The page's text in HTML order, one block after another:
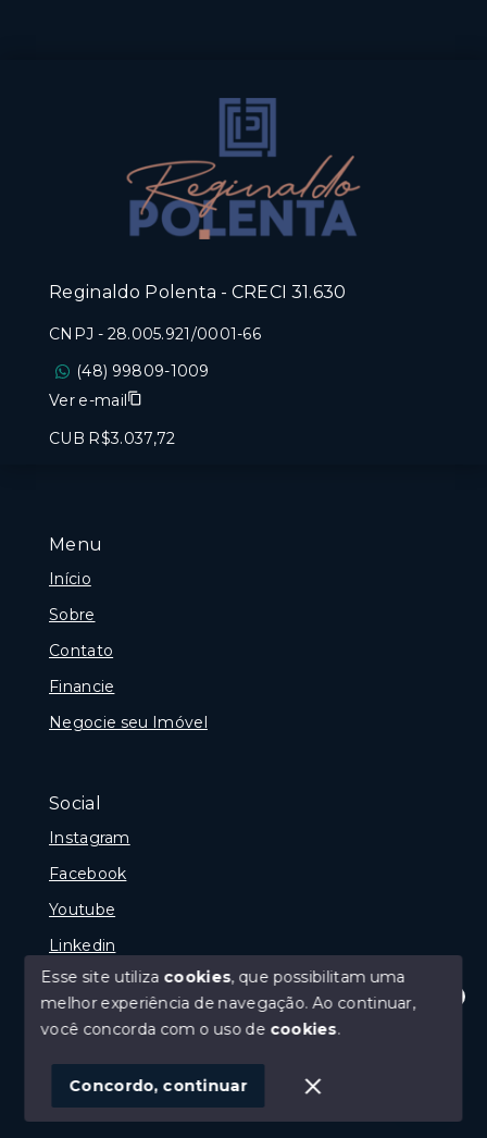
Olá! Estamos disponíveis para te ajudar.
Menu
Início
Sobre
Contato
Financie
Negocie seu Imóvel
Social
Instagram
Facebook
Youtube
Linkedin
© Copyright 2026 - Reginaldo Polenta - CRECI 31.630
SITE PARA IMOBILIARIA
Reginaldo Polenta - CRECI 31.630
CNPJ - 28.005.921/0001-66
(48) 99809-1009
Ver e-mail
CUB R$3.037,72
Esse site utiliza cookies, que possibilitam uma
melhor experiência de navegação.Ao continuar,
você concorda com o uso de cookies.
Concordo, continuar